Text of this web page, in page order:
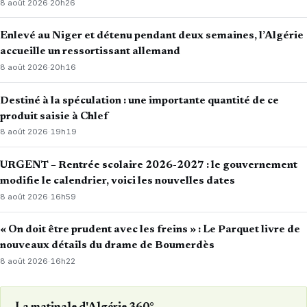
8 août 2026·20h26
Enlevé au Niger et détenu pendant deux semaines, l’Algérie
accueille un ressortissant allemand
8 août 2026·20h16
Destiné à la spéculation : une importante quantité de ce
produit saisie à Chlef
8 août 2026·19h19
URGENT – Rentrée scolaire 2026-2027 : le gouvernement
modifie le calendrier, voici les nouvelles dates
8 août 2026·16h59
« On doit être prudent avec les freins » : Le Parquet livre de
nouveaux détails du drame de Boumerdès
8 août 2026·16h22